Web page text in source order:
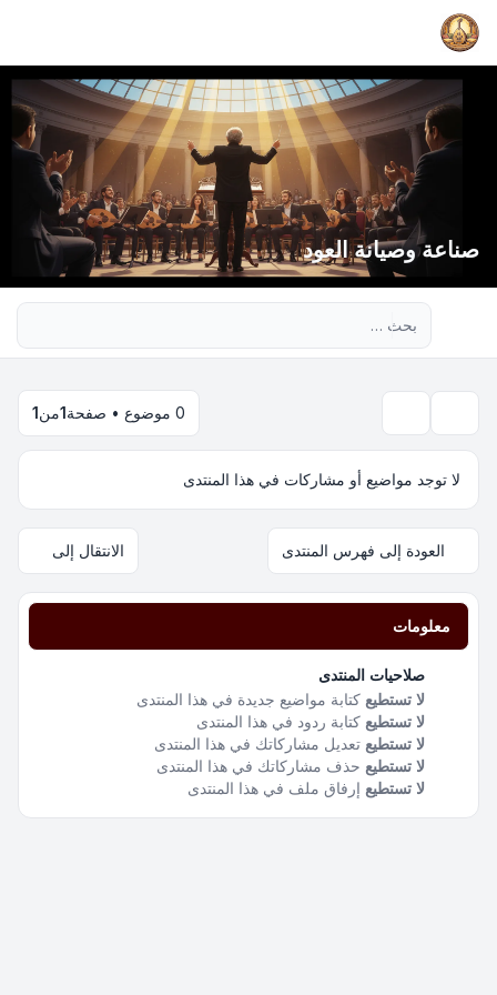
صناعة وصيانة العود
0 موضوع • صفحة 1من1
لا توجد مواضيع أو مشاركات في هذا المنتدى
العودة إلى فهرس المنتدى الانتقال إلى
معلومات
صلاحيات المنتدى
لا تستطيع كتابة مواضيع جديدة في هذا المنتدى
لا تستطيع كتابة ردود في هذا المنتدى
لا تستطيع تعديل مشاركاتك في هذا المنتدى
لا تستطيع حذف مشاركاتك في هذا المنتدى
لا تستطيع إرفاق ملف في هذا المنتدى